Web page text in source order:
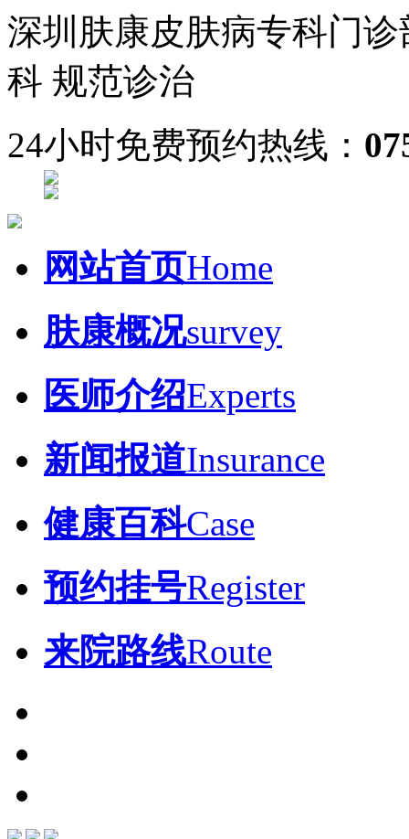
深圳肤康皮肤病专科门诊
科 规范诊治
24小时免费预约热线：
网站首页Home
肤康概况survey
医师介绍Experts
新闻报道Insurance
健康百科Case
预约挂号Register
来院路线Route